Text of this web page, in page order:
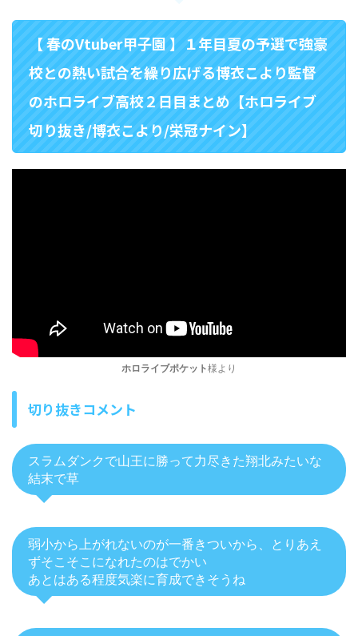
【 春のVtuber甲子園 】１年目夏の予選で強豪
校との熱い試合を繰り広げる博衣こより監督
のホロライブ高校２日目まとめ【ホロライブ
切り抜き/博衣こより/栄冠ナイン】
ホロライブポケット様より
切り抜きコメント
スラムダンクで山王に勝って力尽きた翔北みたいな
結末で草
弱小から上がれないのが一番きついから、とりあえ
ずそこそこになれたのはでかい
あとはある程度気楽に育成できそうね